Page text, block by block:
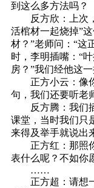
到这么多方法吗？
反方欣：上次，
活棺材一起烧掉”
材？”老师问：“这
时，李明插嘴：“
房？”我们经他这
正方小云：像你
句，我们还要听老
反方腾：我们插
课堂，当时我们只
来得及举手就说出
正方红：那照你
表什么呢？不如你
……
正方超：请想一